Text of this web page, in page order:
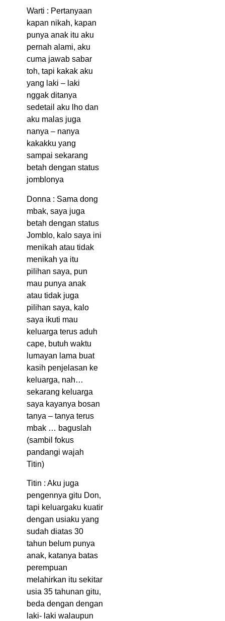
Warti : Pertanyaan
kapan nikah, kapan
punya anak itu aku
pernah alami, aku
cuma jawab sabar
toh, tapi kakak aku
yang laki – laki
nggak ditanya
sedetail aku lho dan
aku malas juga
nanya – nanya
kakakku yang
sampai sekarang
betah dengan status
jomblonya
Donna : Sama dong
mbak, saya juga
betah dengan status
Jomblo, kalo saya ini
menikah atau tidak
menikah ya itu
pilihan saya, pun
mau punya anak
atau tidak juga
pilihan saya, kalo
saya ikuti mau
keluarga terus aduh
cape, butuh waktu
lumayan lama buat
kasih penjelasan ke
keluarga, nah…
sekarang keluarga
saya kayanya bosan
tanya – tanya terus
mbak … baguslah
(sambil fokus
pandangi wajah
Titin)
Titin : Aku juga
pengennya gitu Don,
tapi keluargaku kuatir
dengan usiaku yang
sudah diatas 30
tahun belum punya
anak, katanya batas
perempuan
melahirkan itu sekitar
usia 35 tahunan gitu,
beda dengan dengan
laki- laki walaupun